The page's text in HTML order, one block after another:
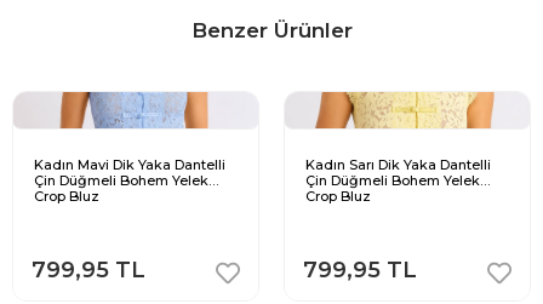
Benzer Ürünler
Kadın Mavi Dik Yaka Dantelli
Çin Düğmeli Bohem Yelek
Crop Bluz
799,95 TL
Kadın Sarı Dik Yaka Dantelli
Çin Düğmeli Bohem Yelek
Crop Bluz
799,95 TL